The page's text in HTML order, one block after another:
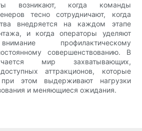
возникают, когда команды
тесно сотрудничают, когда
внедряется на каждом этапе
и когда операторы уделяют
профилактическому
совершенствованию. В
мир захватывающих,
аттракционов, которые
этом выдерживают нагрузки
и меняющиеся ожидания.